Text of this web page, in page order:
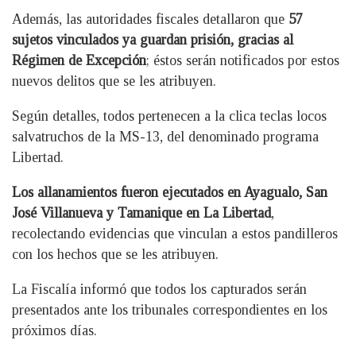
Además, las autoridades fiscales detallaron que 57
sujetos vinculados ya guardan prisión, gracias al
Régimen de Excepción; éstos serán notificados por estos
nuevos delitos que se les atribuyen.
Según detalles, todos pertenecen a la clica teclas locos
salvatruchos de la MS-13, del denominado programa
Libertad.
Los allanamientos fueron ejecutados en Ayagualo, San
José Villanueva y Tamanique en La Libertad,
recolectando evidencias que vinculan a estos pandilleros
con los hechos que se les atribuyen.
La Fiscalía informó que todos los capturados serán
presentados ante los tribunales correspondientes en los
próximos días.